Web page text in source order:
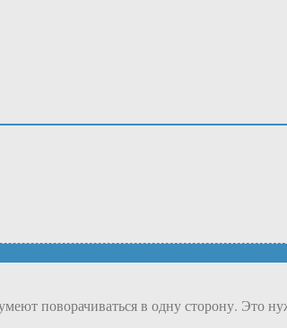
поворачиваться в одну сторону. Это